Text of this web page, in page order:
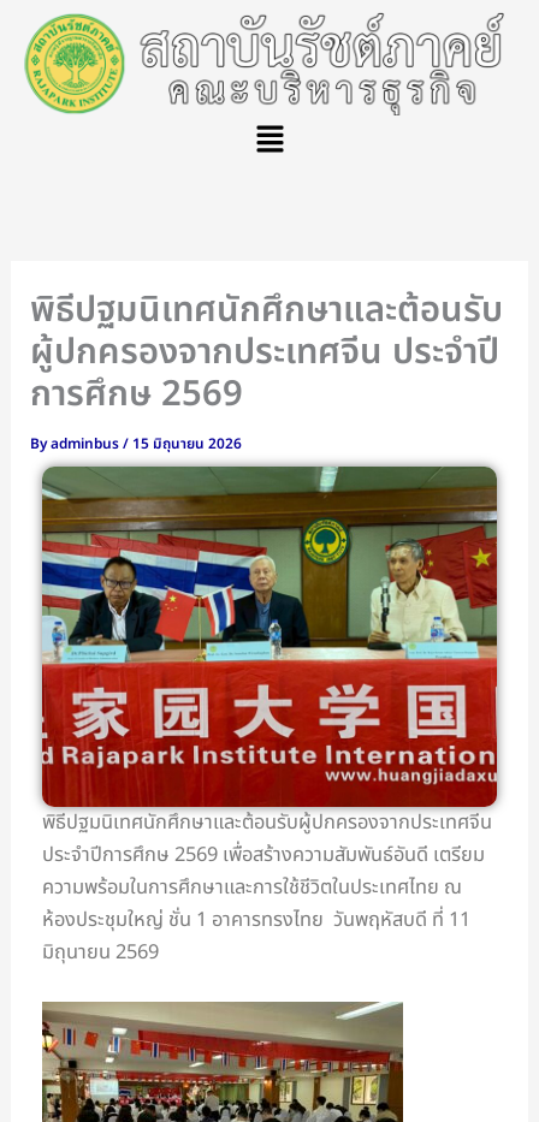
content
Menu
พิธีปฐมนิเทศนักศึกษาและต้อนรับ
ผู้ปกครองจากประเทศจีน ประจำปี
การศึกษ 2569
Byadminbus/ 15 มิถุนายน 2026
พิธีปฐมนิเทศนักศึกษาและต้อนรับผู้ปกครองจากประเทศจีน
ประจำปีการศึกษ 2569 เพื่อสร้างความสัมพันธ์อันดี เตรียม
ความพร้อมในการศึกษาและการใช้ชีวิตในประเทศไทย ณ
ห้องประชุมใหญ่ ชั่น 1 อาคารทรงไทย วันพฤหัสบดี ที่ 11
มิถุนายน 2569